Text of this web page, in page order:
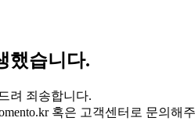
했습니다.
려 죄송합니다.
혹은 고객센터로 문의해